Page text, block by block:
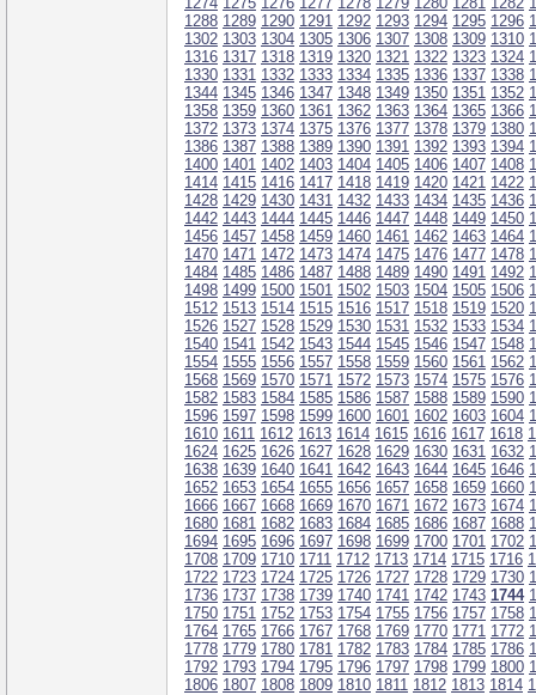
1288 1289 1290 1291 1292 1293 1294 1295 1296
1302 1303 1304 1305 1306 1307 1308 1309 1310
1316 1317 1318 1319 1320 1321 1322 1323 1324
1330 1331 1332 1333 1334 1335 1336 1337 1338
1344 1345 1346 1347 1348 1349 1350 1351 1352
1358 1359 1360 1361 1362 1363 1364 1365 1366
1372 1373 1374 1375 1376 1377 1378 1379 1380
1386 1387 1388 1389 1390 1391 1392 1393 1394
1400 1401 1402 1403 1404 1405 1406 1407 1408
1414 1415 1416 1417 1418 1419 1420 1421 1422
1428 1429 1430 1431 1432 1433 1434 1435 1436
1442 1443 1444 1445 1446 1447 1448 1449 1450
1456 1457 1458 1459 1460 1461 1462 1463 1464
1470 1471 1472 1473 1474 1475 1476 1477 1478
1484 1485 1486 1487 1488 1489 1490 1491 1492
1498 1499 1500 1501 1502 1503 1504 1505 1506
1512 1513 1514 1515 1516 1517 1518 1519 1520
1526 1527 1528 1529 1530 1531 1532 1533 1534
1540 1541 1542 1543 1544 1545 1546 1547 1548
1554 1555 1556 1557 1558 1559 1560 1561 1562
1568 1569 1570 1571 1572 1573 1574 1575 1576
1582 1583 1584 1585 1586 1587 1588 1589 1590
1596 1597 1598 1599 1600 1601 1602 1603 1604
1610 1611 1612 1613 1614 1615 1616 1617 1618
1624 1625 1626 1627 1628 1629 1630 1631 1632
1638 1639 1640 1641 1642 1643 1644 1645 1646
1652 1653 1654 1655 1656 1657 1658 1659 1660
1666 1667 1668 1669 1670 1671 1672 1673 1674
1680 1681 1682 1683 1684 1685 1686 1687 1688
1694 1695 1696 1697 1698 1699 1700 1701 1702
1708 1709 1710 1711 1712 1713 1714 1715 1716
1722 1723 1724 1725 1726 1727 1728 1729 1730
1736 1737 1738 1739 1740 1741 1742 1743 1744
1750 1751 1752 1753 1754 1755 1756 1757 1758
1764 1765 1766 1767 1768 1769 1770 1771 1772
1778 1779 1780 1781 1782 1783 1784 1785 1786
1792 1793 1794 1795 1796 1797 1798 1799 1800
1806 1807 1808 1809 1810 1811 1812 1813 1814